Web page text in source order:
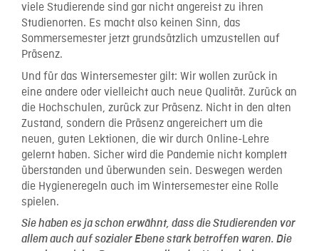
viele Studierende sind gar nicht angereist zu ihren
Studienorten. Es macht also keinen Sinn, das
Sommersemester jetzt grundsätzlich umzustellen auf
Präsenz.
Und für das Wintersemester gilt: Wir wollen zurück in
eine andere oder vielleicht auch neue Qualität. Zurück an
die Hochschulen, zurück zur Präsenz. Nicht in den alten
Zustand, sondern die Präsenz angereichert um die
neuen, guten Lektionen, die wir durch Online-Lehre
gelernt haben. Sicher wird die Pandemie nicht komplett
überstanden und überwunden sein. Deswegen werden
die Hygieneregeln auch im Wintersemester eine Rolle
spielen.
Sie haben es ja schon erwähnt, dass die Studierenden vor
allem auch auf sozialer Ebene stark betroffen waren. Die